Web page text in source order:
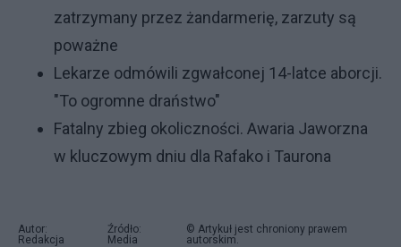
zatrzymany przez żandarmerię, zarzuty są
poważne
Lekarze odmówili zgwałconej 14-latce aborcji.
"To ogromne draństwo"
Fatalny zbieg okoliczności. Awaria Jaworzna
w kluczowym dniu dla Rafako i Taurona
Autor:
Redakcja
Źródło:
Media
© Artykuł jest chroniony prawem
autorskim.